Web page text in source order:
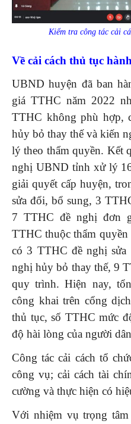
Kiểm tra công tác cải
Về cải cách thủ tục
UBND huyện đã ban
giá TTHC năm 2022
TTHC không phù hợp,
hủy bỏ thay thế và kiến
lý theo thẩm quyền. Kết
nghị UBND tỉnh xử lý
giải quyết cấp huyện,
sửa đổi, bổ sung, 3
7 TTHC đề nghị đơn
TTHC thuộc thẩm
có 3 TTHC đề nghị
nghị hủy bỏ thay thế, 9
quy trình. Hiện nay,
công khai trên cổng
thủ tục, số TTHC mức
độ hài lòng của người
Công tác cải cách tổ
công vụ; cải cách tài
cường và thực hiện có
Với nhiệm vụ trọng